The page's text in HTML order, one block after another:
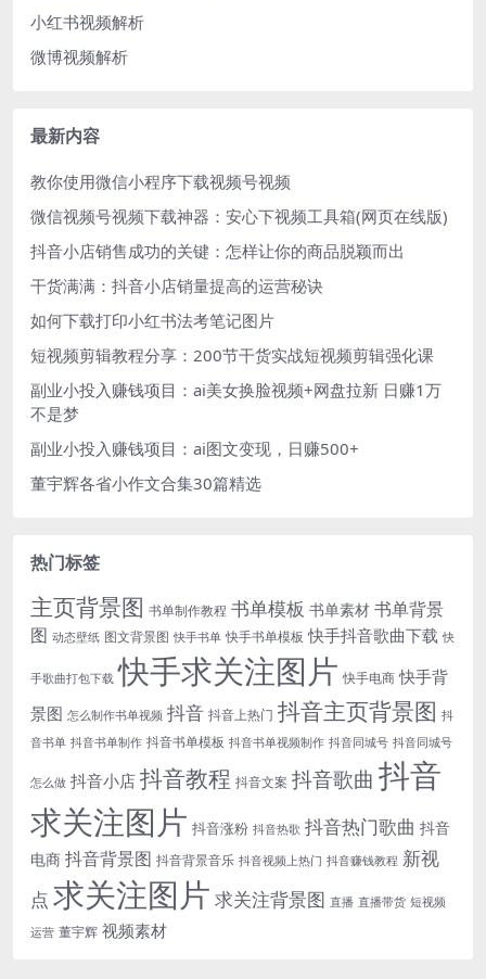
小红书视频解析
微博视频解析
最新内容
教你使用微信小程序下载视频号视频
微信视频号视频下载神器：安心下视频工具箱(网页在线版)
抖音小店销售成功的关键：怎样让你的商品脱颖而出
干货满满：抖音小店销量提高的运营秘诀
如何下载打印小红书法考笔记图片
短视频剪辑教程分享：200节干货实战短视频剪辑强化课
副业小投入赚钱项目：ai美女换脸视频+网盘拉新 日赚1万
不是梦
副业小投入赚钱项目：ai图文变现，日赚500+
董宇辉各省小作文合集30篇精选
热门标签
主页背景图 书单制作教程 书单模板 书单素材 书单背景
图 动态壁纸 图文背景图 快手书单 快手书单模板 快手抖音歌曲下载 快
手歌曲打包下载 快手求关注图片 快手电商 快手背
景图 怎么制作书单视频 抖音 抖音上热门 抖音主页背景图 抖
音书单 抖音书单制作 抖音书单模板 抖音书单视频制作 抖音同城号 抖音同城号
怎么做 抖音小店 抖音教程 抖音文案 抖音歌曲 抖音
求关注图片 抖音涨粉 抖音热歌 抖音热门歌曲 抖音
电商 抖音背景图 抖音背景音乐 抖音视频上热门 抖音赚钱教程 新视
点 求关注图片 求关注背景图 直播 直播带货 短视频
运营 董宇辉 视频素材